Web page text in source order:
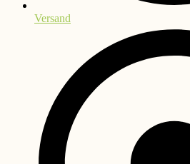
Versand